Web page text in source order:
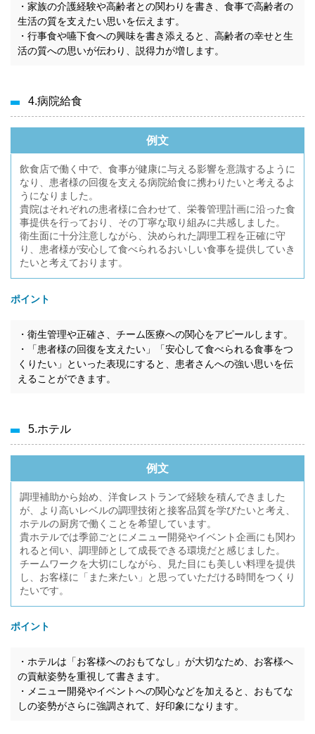
・家族の介護経験や高齢者との関わりを書き、食事で高齢者の
生活の質を支えたい思いを伝えます。
・行事食や嚥下食への興味を書き添えると、高齢者の幸せと生
活の質への思いが伝わり、説得力が増します。
4.病院給食
例文
飲食店で働く中で、食事が健康に与える影響を意識するように
なり、患者様の回復を支える病院給食に携わりたいと考えるよ
うになりました。
貴院はそれぞれの患者様に合わせて、栄養管理計画に沿った食
事提供を行っており、その丁寧な取り組みに共感しました。
衛生面に十分注意しながら、決められた調理工程を正確に守
り、患者様が安心して食べられるおいしい食事を提供していき
たいと考えております。
ポイント
・衛生管理や正確さ、チーム医療への関心をアピールします。
・「患者様の回復を支えたい」「安心して食べられる食事をつ
くりたい」といった表現にすると、患者さんへの強い思いを伝
えることができます。
5.ホテル
例文
調理補助から始め、洋食レストランで経験を積んできました
が、より高いレベルの調理技術と接客品質を学びたいと考え、
ホテルの厨房で働くことを希望しています。
貴ホテルでは季節ごとにメニュー開発やイベント企画にも関わ
れると伺い、調理師として成長できる環境だと感じました。
チームワークを大切にしながら、見た目にも美しい料理を提供
し、お客様に「また来たい」と思っていただける時間をつくり
たいです。
ポイント
・ホテルは「お客様へのおもてなし」が大切なため、お客様へ
の貢献姿勢を重視して書きます。
・メニュー開発やイベントへの関心などを加えると、おもてな
しの姿勢がさらに強調されて、好印象になります。